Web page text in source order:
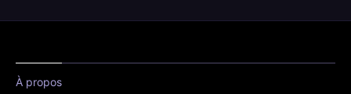
À propos